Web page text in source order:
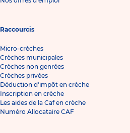
Raccourcis
Micro-crèches
Crèches municipales
Crèches non genrées
Crèches privées
Déduction d'impôt en crèche
Inscription en crèche
Les aides de la Caf en crèche
Numéro Allocataire CAF